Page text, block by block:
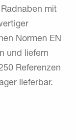
mit
Normen EN
und liefern
Referenzen
lieferbar.